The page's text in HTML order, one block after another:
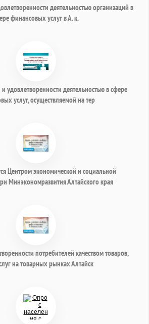
деятельностью организаций в
финансовых услуг в А. к.
удовлетворенности деятельностью в сфере
услуг, осуществляемой на тер
Центром экономической и социальной
Минэкономразвития Алтайского края
потребителей качеством товаров,
на товарных рынках Алтайск